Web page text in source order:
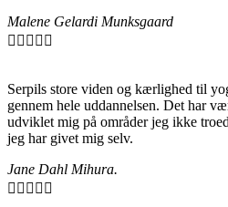
Malene Gelardi Munksgaard
    
Serpils store viden og kærlighed til
gennem hele uddannelsen. Det har
udviklet mig på områder jeg ikke
jeg har givet mig selv.
Jane Dahl Mihura.
    